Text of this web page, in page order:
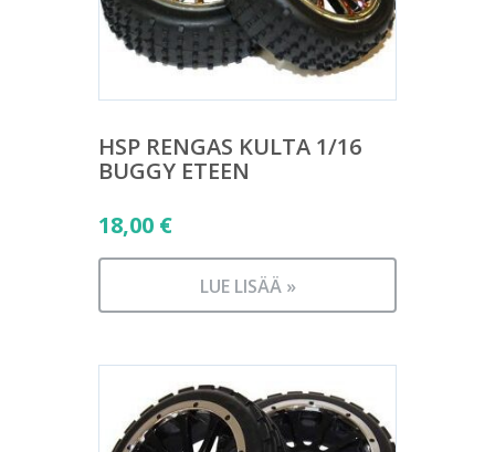
HSP RENGAS KULTA 1/16
BUGGY ETEEN
18,00 €
LUE LISÄÄ »